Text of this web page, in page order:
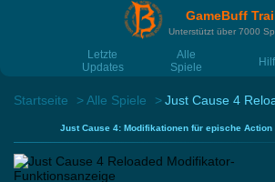
GameBuff
Unterstützt über 7000
Letzte
Updates
Alle
Spiele
Startseite Alle Spiele Just Cause 4
Just Cause 4: Modifikationen für epische Action